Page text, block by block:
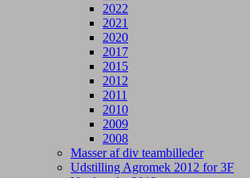
2022
2021
2020
2017
2015
2012
2011
2010
2009
2008
Masser af div teambilleder
Udstilling Agromek 2012 for 3F